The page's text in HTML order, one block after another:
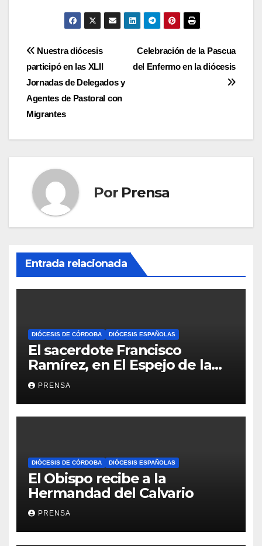
Navegación
de
entradas
Celebración de la Pascua
del Enfermo en la diócesis
Nuestra diócesis
participó en las XLII
Jornadas de Delegados y
Agentes de Pastoral con
Migrantes
Por Prensa
Entrada relacionada
DIÓCESIS DE CÓRDOBA DIÓCESIS ESPAÑOLAS
El sacerdote Francisco
Ramírez, en El Espejo de la
Iglesia
PRENSA
DIÓCESIS DE CÓRDOBA DIÓCESIS ESPAÑOLAS
El Obispo recibe a la
Hermandad del Calvario
PRENSA